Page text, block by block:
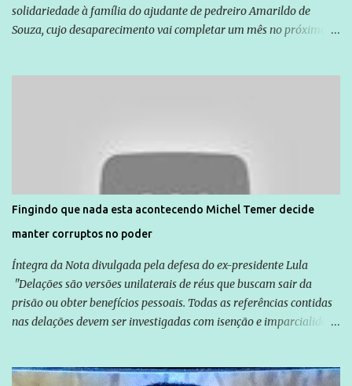
solidariedade à família do ajudante de pedreiro Amarildo de
Souza, cujo desaparecimento vai completar um mês no próximo
são vítimas de violência, estão em situação de risco ou têm seus
direitos violados. Leia mais: Anistia Internacional cobra do Brasil
solução do caso Amarildo - Terra Brasil
Fingindo que nada esta acontecendo Michel Temer decide
manter corruptos no poder
Íntegra da Nota divulgada pela defesa do ex-presidente Lula
"Delações são versões unilaterais de réus que buscam sair da
prisão ou obter benefícios pessoais. Todas as referências contidas
nas delações devem ser investigadas com isenção e imparcialidade
Globo manteve com o Grupo Odebrecht, citada na delação de